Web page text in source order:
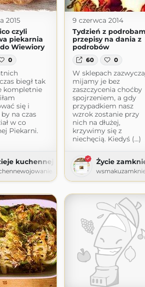
2015
czyli
piekarnia
Wiewiory
0
biegł tak
kompletnie
się i
na czas
w co
Piekarni.
kuchennej Wiewióry
9 czerwca 2014
Tydzień z
przepisy na dania z
podrobów
60 0
W sklepach
mijamy je bez
zaszczycenia choćby
spojrzeniem, a gdy
przypadkiem nasz
wzrok zostanie przy
nich na dłużej,
krzywimy się z
niechęcią. Kiedyś (...)
Życie